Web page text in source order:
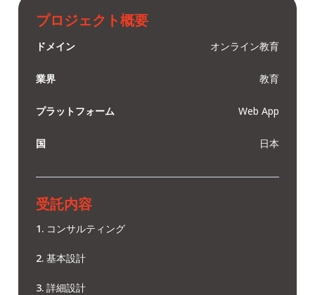
プロジェクト概要
ドメイン オンライン教育
業界 教育
プラットフォーム Web App
国 日本
受託内容
コンサルティング
基本設計
詳細設計